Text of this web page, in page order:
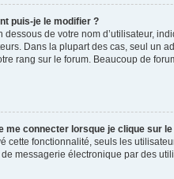
puis-je le modifier ?
dessous de votre nom d’utilisateur,
Dans la plupart des cas, seul un
rang sur le forum. Beaucoup de
me connecter lorsque je clique sur
cette fonctionnalité, seuls les
messagerie électronique par des